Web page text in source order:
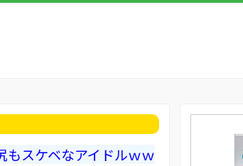
もスケベなアイドルｗｗ